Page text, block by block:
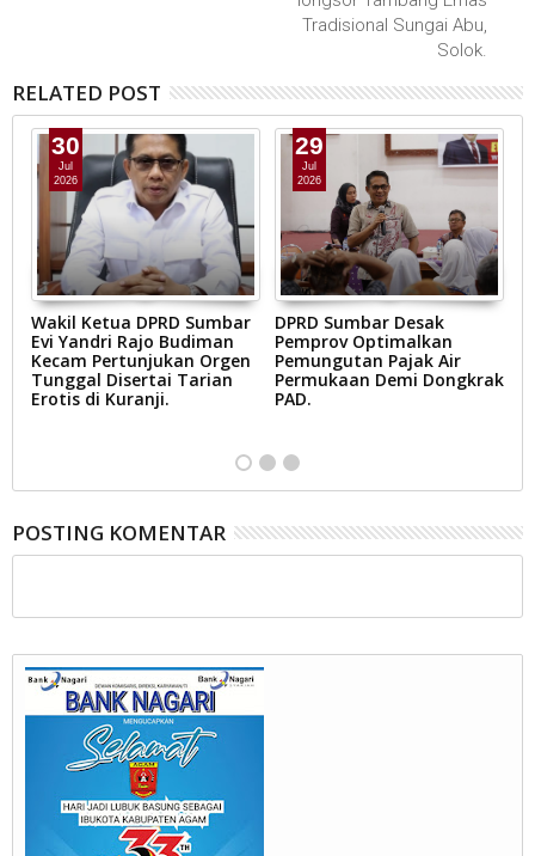
Tradisional Sungai Abu,
Solok.
RELATED POST
30
Jul
2026
Wakil Ketua DPRD Sumbar
Evi Yandri Rajo Budiman
Kecam Pertunjukan Orgen
Tunggal Disertai Tarian
Erotis di Kuranji.
29
Jul
2026
DPRD Sumbar Desak
Pemprov Optimalkan
Pemungutan Pajak Air
Permukaan Demi Dongkrak
PAD.
POSTING KOMENTAR